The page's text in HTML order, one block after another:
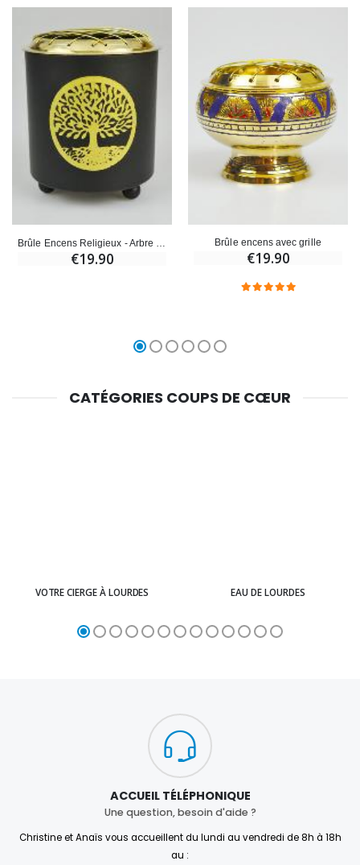
€19.90
Brûle encens avec grille
€19.90
CATÉGORIES COUPS DE CŒUR
VOTRE CIERGE À LOURDES EAU DE LOURDES
ACCUEIL TÉLÉPHONIQUE
Une question, besoin d'aide ?
Christine et Anaïs vous accueillent du lundi au vendredi de 8h à 18h
au :